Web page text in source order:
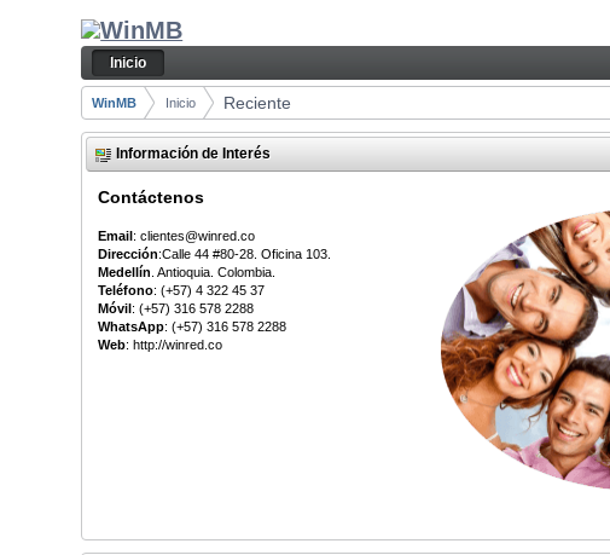
Saltar al contenido
Reciente - Inicio
Navegación
Inicio
Camino de migas
WinMB Inicio Reciente
Información de Interés
Contáctenos
Email: clientes@winred.co
Dirección:Calle 44 #80-28. Oficina 103.
Medellín . Antioquia. Colombia.
Teléfono: (+57) 4 322 45 37
Móvil: (+57) 316 578 2288
WhatsApp: (+57) 316 578 2288
Web: http://winred.co